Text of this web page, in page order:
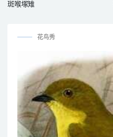
斑喉塚雉
花鸟秀